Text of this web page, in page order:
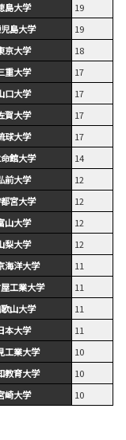
島大学
19
島大学
19
京大学
18
重大学
17
口大学
17
賀大学
17
球大学
17
館大学
14
前大学
12
宮大学
12
山大学
12
梨大学
12
海洋大学
11
工業大学
11
山大学
11
本大学
11
工業大学
10
教育大学
10
崎大学 10